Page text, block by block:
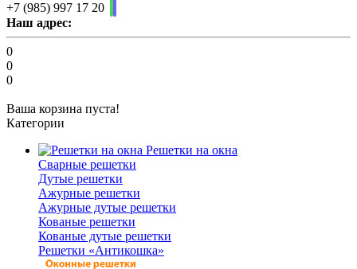
+7 (985) 997 17 20
Наш адрес:
0
0
0
Ваша корзина пуста!
Категории
Решетки на окна
Сварные решетки
Дутые решетки
Ажурные решетки
Ажурные дутые решетки
Кованые решетки
Кованые дутые решетки
Решетки «Антикошка»